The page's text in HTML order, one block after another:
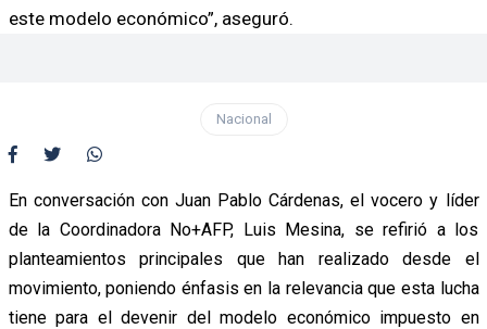
este modelo económico”, aseguró.
Nacional
En conversación con Juan Pablo Cárdenas, el vocero y líder
de la Coordinadora No+AFP, Luis Mesina, se refirió a los
planteamientos principales que han realizado desde el
movimiento, poniendo énfasis en la relevancia que esta lucha
tiene para el devenir del modelo económico impuesto en